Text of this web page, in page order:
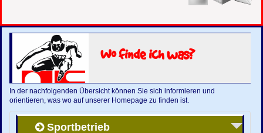
Wo finde ich was?
In der nachfolgenden Übersicht können Sie sich informieren und
orientieren, was wo auf unserer Homepage zu finden ist.
Sportbetrieb